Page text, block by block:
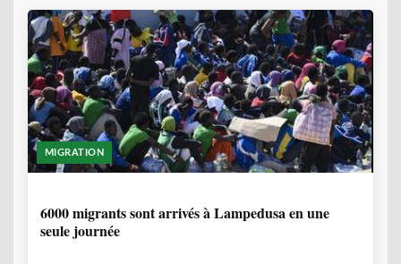
MIGRATION
6000 migrants sont arrivés à Lampedusa en une
seule journée